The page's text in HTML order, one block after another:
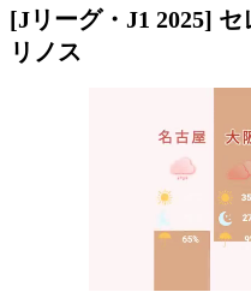
[Jリーグ・J1 2025]
リノス